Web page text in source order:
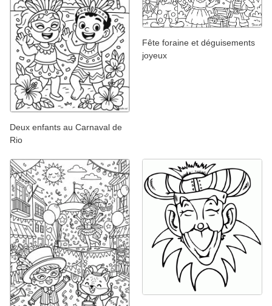
Deux enfants au Carnaval de
Rio
Fête foraine et déguisements
joyeux